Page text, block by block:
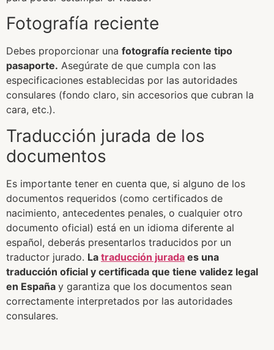
Fotografía reciente
Debes proporcionar una fotografía reciente tipo
pasaporte. Asegúrate de que cumpla con las
especificaciones establecidas por las autoridades
consulares (fondo claro, sin accesorios que cubran la
cara, etc.).
Traducción jurada de los
documentos
Es importante tener en cuenta que, si alguno de los
documentos requeridos (como certificados de
nacimiento, antecedentes penales, o cualquier otro
documento oficial) está en un idioma diferente al
español, deberás presentarlos traducidos por un
traductor jurado. La traducción jurada es una
traducción oficial y certificada que tiene validez legal
en España y garantiza que los documentos sean
correctamente interpretados por las autoridades
consulares.